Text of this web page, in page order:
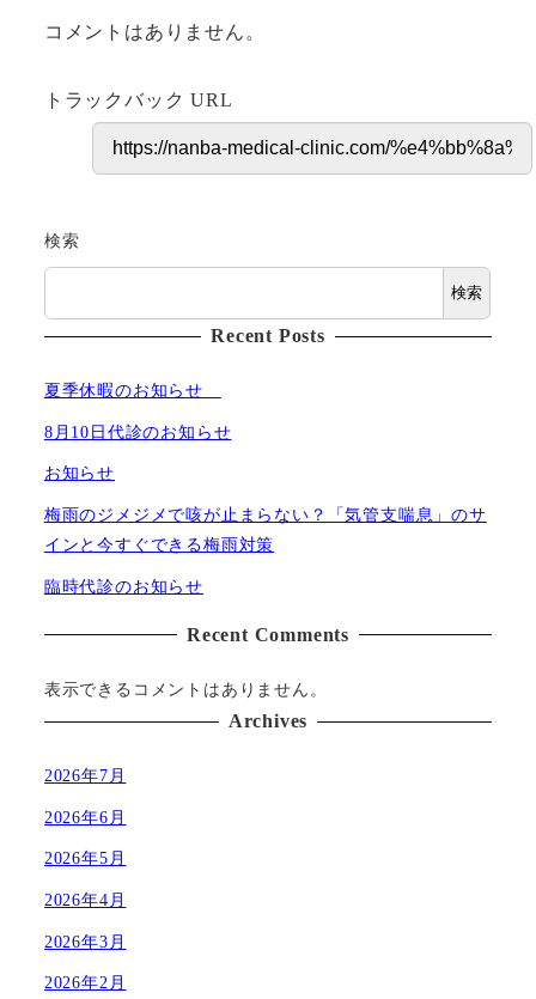
コメントはありません。
トラックバック URL
検索
検索
Recent Posts
夏季休暇のお知らせ
8月10日代診のお知らせ
お知らせ
梅雨のジメジメで咳が止まらない？「気管支喘息」のサ
インと今すぐできる梅雨対策
臨時代診のお知らせ
Recent Comments
表示できるコメントはありません。
Archives
2026年7月
2026年6月
2026年5月
2026年4月
2026年3月
2026年2月